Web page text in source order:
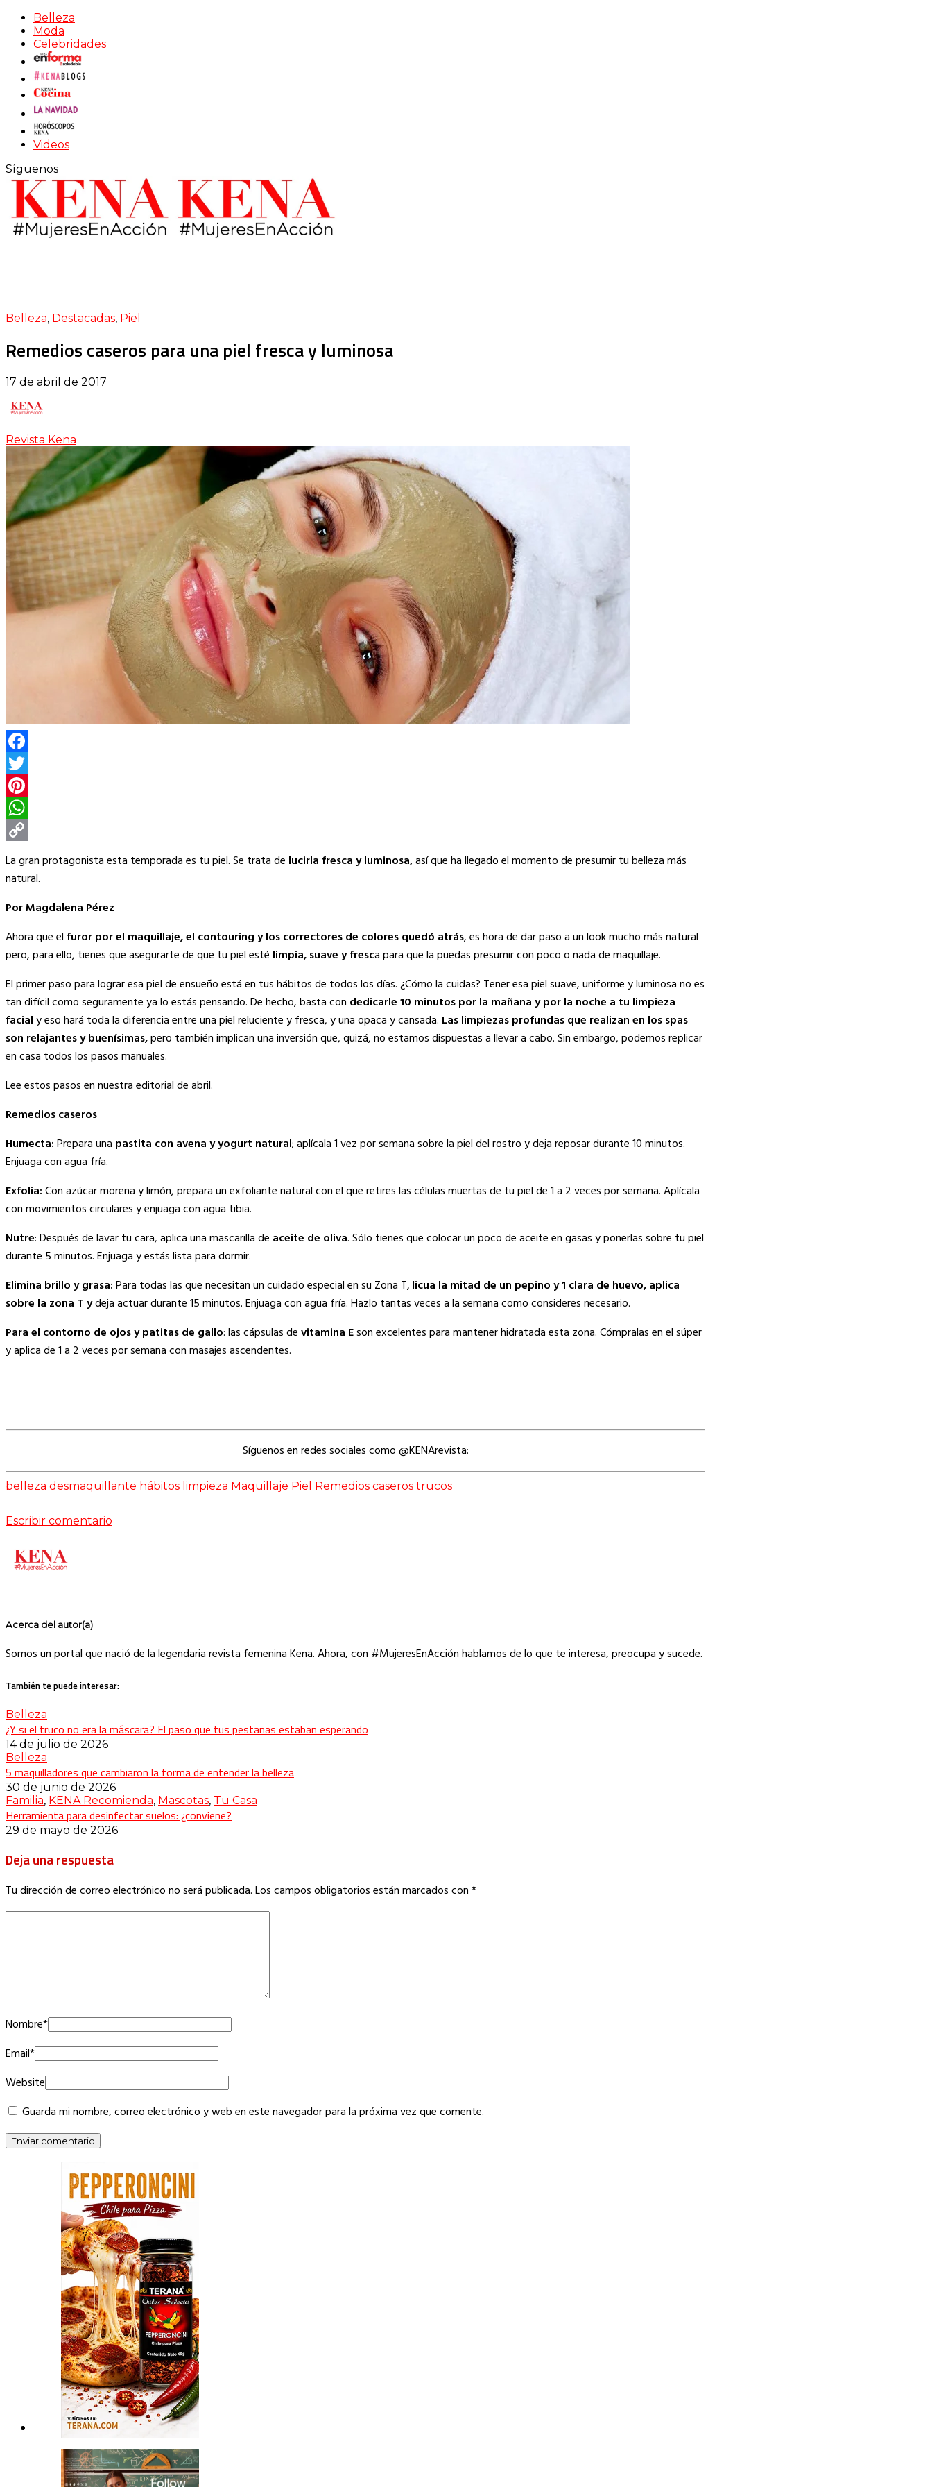
Belleza
Moda
Celebridades
Videos
Síguenos
Belleza, Destacadas, Piel
Remedios caseros para una piel fresca y luminosa
17 de abril de 2017
Revista Kena
Facebook
Twitter
Pinterest
WhatsApp
Copy
Link
La gran protagonista esta temporada es tu piel. Se trata de lucirla fresca y luminosa,así que ha llegado el momento de presumir tu belleza más
natural.
Por Magdalena Pérez
Ahora que el furor por el maquillaje, el contouring y los correctores de colores quedó atrás, es hora de dar paso a un look mucho más natural
pero, para ello, tienes que asegurarte de que tu piel esté limpia, suave y fresca para que la puedas presumir con poco o nada de maquillaje.
El primer paso para lograr esa piel de ensueño está en tus hábitos de todos los días. ¿Cómo la cuidas? Tener esa piel suave, uniforme y luminosa no es
tan difícil como seguramente ya lo estás pensando. De hecho, basta con dedicarle 10 minutos por la mañana y por la noche a tu limpieza
facialy eso hará toda la diferencia entre una piel reluciente y fresca, y una opaca y cansada. Las limpiezas profundas que realizan en los spas
son relajantes y buenísimas,pero también implican una inversión que, quizá, no estamos dispuestas a llevar a cabo. Sin embargo, podemos replicar
en casa todos los pasos manuales.
Lee estos pasos en nuestra editorial de abril.
Remedios caseros
Humecta:Prepara una pastita con avena y yogurt natural; aplícala 1 vez por semana sobre la piel del rostro y deja reposar durante 10 minutos.
Enjuaga con agua fría.
Exfolia:Con azúcar morena y limón, prepara un exfoliante natural con el que retires las células muertas de tu piel de 1 a 2 veces por semana. Aplícala
con movimientos circulares y enjuaga con agua tibia.
Nutre: Después de lavar tu cara, aplica una mascarilla de aceite de oliva. Sólo tienes que colocar un poco de aceite en gasas y ponerlas sobre tu piel
durante 5 minutos. Enjuaga y estás lista para dormir.
Elimina brillo y grasa:Para todas las que necesitan un cuidado especial en su Zona T, licua la mitad de un pepino y 1 clara de huevo, aplica
sobre la zona T ydeja actuar durante 15 minutos. Enjuaga con agua fría. Hazlo tantas veces a la semana como consideres necesario.
Para el contorno de ojos y patitas de gallo: las cápsulas devitamina Eson excelentes para mantener hidratada esta zona. Cómpralas en el súper
y aplica de 1 a 2 veces por semana con masajes ascendentes.
Síguenos en redes sociales como @KENArevista:
belleza desmaquillante hábitos limpieza Maquillaje Piel Remedios caseros trucos
Escribir comentario
Acerca del autor(a)
Somos un portal que nació de la legendaria revista femenina Kena. Ahora, con #MujeresEnAcción hablamos de lo que te interesa, preocupa y sucede.
También te puede interesar:
Belleza
¿Y si el truco no era la máscara? El paso que tus pestañas estaban esperando
14 de julio de 2026
Belleza
5 maquilladores que cambiaron la forma de entender la belleza
30 de junio de 2026
Familia, KENA Recomienda, Mascotas, Tu Casa
Herramienta para desinfectar suelos: ¿conviene?
29 de mayo de 2026
Deja una respuesta
Tu dirección de correo electrónico no será publicada.Los campos obligatorios están marcados con*
Nombre*
Email*
Website
Guarda mi nombre, correo electrónico y web en este navegador para la próxima vez que comente.